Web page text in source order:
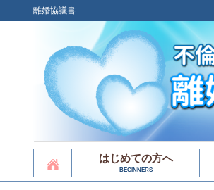
離婚協議書
はじめての方へ
BEGINNERS